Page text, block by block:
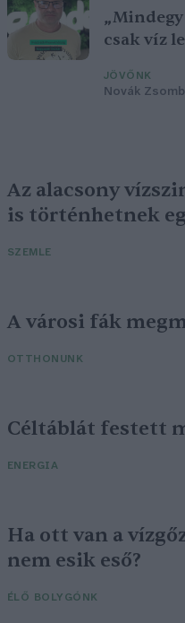
csak víz
JÖVŐNK
Novák
Az alacsony
is történhetnek
SZEMLE
A városi fák
OTTHONUNK
Céltáblát festett
ENERGIA
Ha ott van a
nem esik eső?
ÉLŐ BOLYGÓNK